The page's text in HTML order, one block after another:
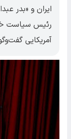
ایران و «بدر
رئیس سیاست
آمریکایی